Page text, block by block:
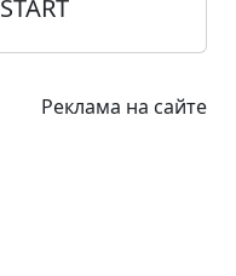
START
Реклама на сайте